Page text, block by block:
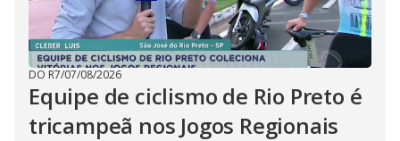
DO R7/07/08/2026
Equipe de ciclismo de Rio Preto é
tricampeã nos Jogos Regionais